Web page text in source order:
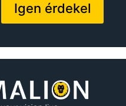
Igen érdekel